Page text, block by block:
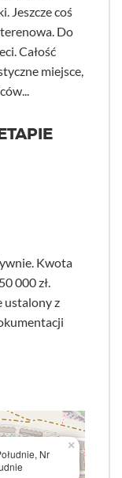
Jeszcze coś
Do
Całość
miejsce,
Kwota
000 zł.
ustalony z
Nr
×